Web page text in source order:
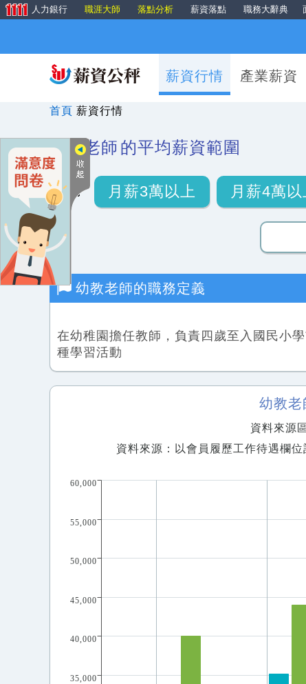
人力銀行 職涯大師 落點分析 薪資落點 職務大辭典
薪資行情 產業薪資
首頁 薪資行情
幼教老師 的平均薪資範圍
月薪3萬以上 月薪4萬以
幼教老師的職務定義
在幼稚園擔任教師，負責四歲至入國民小
種學習活動
幼教老
資料來源
資料來源：以會員履歷工作待遇欄
35,000
40,000
45,000
50,000
55,000
60,000